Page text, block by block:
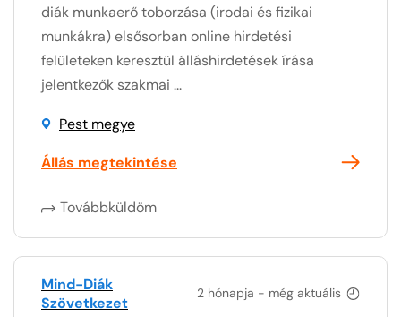
diák munkaerő toborzása (irodai és fizikai
munkákra) elsősorban online hirdetési
felületeken keresztül álláshirdetések írása
jelentkezők szakmai ...
Pest megye
Állás megtekintése
Továbbküldöm
2 hónapja - még aktuális
Mind-Diák
Szövetkezet